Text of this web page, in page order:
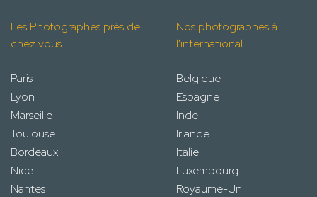
Les Photographes près de
chez vous
Paris
Lyon
Marseille
Toulouse
Bordeaux
Nice
Nantes
Nos photographes à
l'international
Belgique
Espagne
Inde
Irlande
Italie
Luxembourg
Royaume-Uni